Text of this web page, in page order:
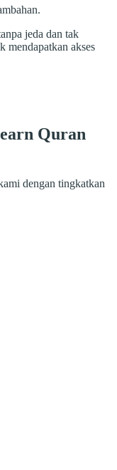
jeda dan tak
mendapatkan akses
Quran
dengan tingkatkan